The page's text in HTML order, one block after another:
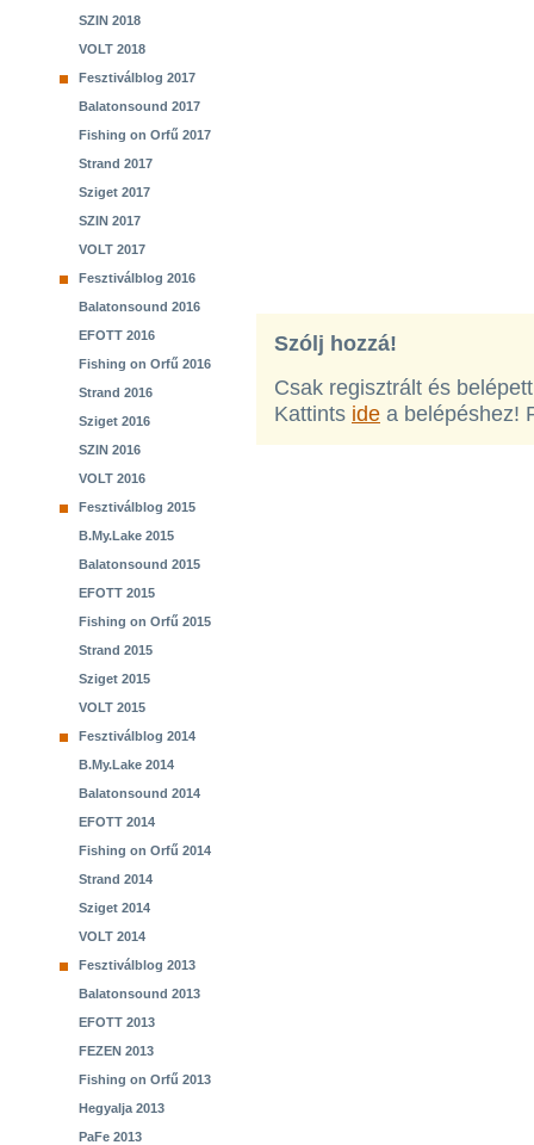
SZIN 2018
VOLT 2018
Fesztiválblog 2017
Balatonsound 2017
Fishing on Orfű 2017
Strand 2017
Sziget 2017
SZIN 2017
VOLT 2017
Fesztiválblog 2016
Balatonsound 2016
EFOTT 2016
Fishing on Orfű 2016
Strand 2016
Sziget 2016
SZIN 2016
VOLT 2016
Fesztiválblog 2015
B.My.Lake 2015
Balatonsound 2015
EFOTT 2015
Fishing on Orfű 2015
Strand 2015
Sziget 2015
VOLT 2015
Fesztiválblog 2014
B.My.Lake 2014
Balatonsound 2014
EFOTT 2014
Fishing on Orfű 2014
Strand 2014
Sziget 2014
VOLT 2014
Fesztiválblog 2013
Balatonsound 2013
EFOTT 2013
FEZEN 2013
Fishing on Orfű 2013
Hegyalja 2013
PaFe 2013
Szólj hozzá!
Csak regisztrált és
Kattints ide a belépéshez!